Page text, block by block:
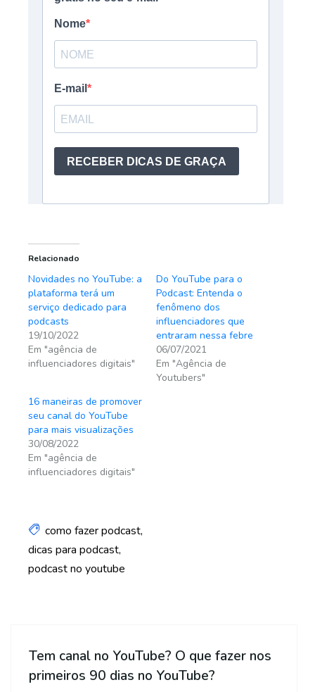
Relacionado
Novidades no YouTube: a
plataforma terá um
serviço dedicado para
podcasts
19/10/2022
Em "agência de
influenciadores digitais"
Do YouTube para o
Podcast: Entenda o
fenômeno dos
influenciadores que
entraram nessa febre
06/07/2021
Em "Agência de
Youtubers"
16 maneiras de promover
seu canal do YouTube
para mais visualizações
30/08/2022
Em "agência de
influenciadores digitais"
como fazer podcast
dicas para podcast
podcast no youtube
Tem canal no YouTube? O que fazer nos
primeiros 90 dias no YouTube?